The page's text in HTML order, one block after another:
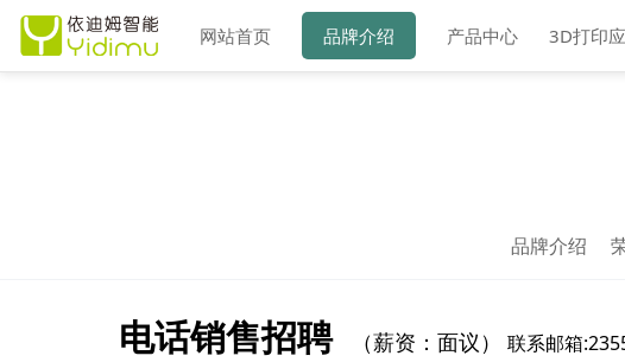
网站首页 品牌介绍 产品中心 3D打印
品牌介绍
电话销售招聘 （薪资：面议）联系邮箱